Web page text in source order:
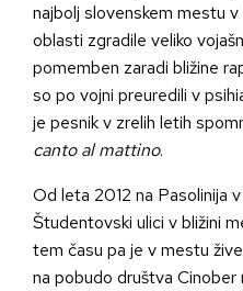
najbolj slovenskem mestu
oblasti zgradile veliko
pomemben zaradi bližine
so po vojni preuredili v
je pesnik v zrelih letih
canto al mattino.
Od leta 2012 na Pasolinija
Študentovski ulici v bližini
tem času pa je v mestu
na pobudo društva Cinober